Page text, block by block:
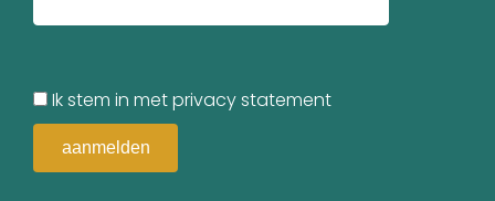
Ik stem in met privacy statement